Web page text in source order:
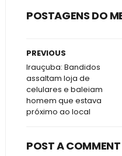
POSTAGENS DO
PREVIOUS
Irauçuba: Bandidos
assaltam loja de
celulares e baleiam
homem que estava
próximo ao local
POST A COMMENT